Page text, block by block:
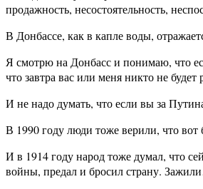
продажность, несостоятельность,
В Донбассе, как в капле воды,
Я смотрю на Донбасс и понимаю, что
что завтра вас или меня никто не
И не надо думать, что если вы за
В 1990 году люди тоже верили, что
И в 1914 году народ тоже думал, что
войны, предал и бросил страну.